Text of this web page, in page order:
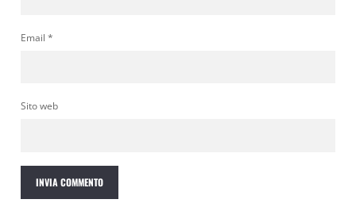
Email *
Sito web